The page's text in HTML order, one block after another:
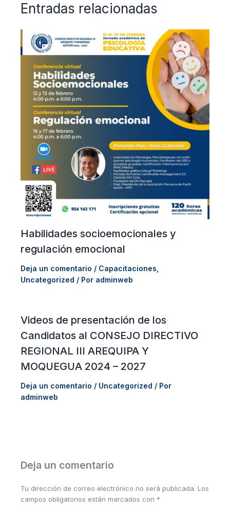
Entradas relacionadas
Habilidades socioemocionales y
regulación emocional
Deja un comentario / Capacitaciones
Uncategorized / Por adminweb
Videos de presentación de los
Candidatos al CONSEJO DIRECTIVO
REGIONAL III AREQUIPA Y
MOQUEGUA 2024 – 2027
Deja un comentario / Uncategorized / Por
adminweb
Deja un comentario
Tu dirección de correo electrónico no será publicada. Los
campos obligatorios están marcados con *